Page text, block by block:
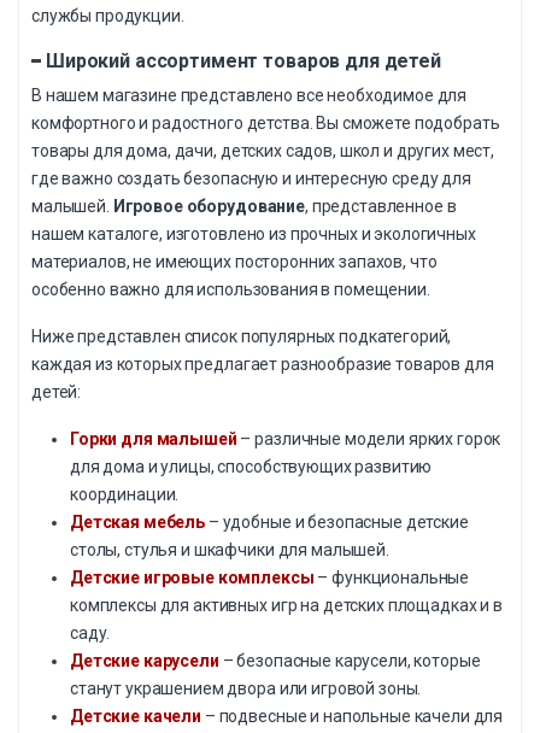
службы продукции.
Широкий ассортимент товаров для детей
В нашем магазине представлено все необходимое для
комфортного и радостного детства. Вы сможете подобрать
товары для дома, дачи, детских садов, школ и других мест,
где важно создать безопасную и интересную среду для
малышей.
Игровое оборудование, представленное в
нашем каталоге, изготовлено из прочных и экологичных
материалов, не имеющих посторонних запахов, что
особенно важно для использования в помещении.
Ниже представлен список популярных подкатегорий,
каждая из которых предлагает разнообразие товаров для
детей:
Горки для малышей – различные модели ярких горок
для дома и улицы, способствующих развитию
координации.
Детская мебель – удобные и безопасные детские
столы, стулья и шкафчики для малышей.
Детские игровые комплексы – функциональные
комплексы для активных игр на детских площадках и в
саду.
Детские карусели – безопасные карусели, которые
станут украшением двора или игровой зоны.
Детские качели – подвесные и напольные качели для